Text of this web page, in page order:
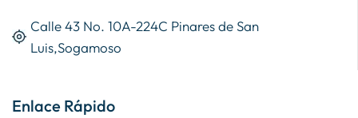
Calle 43 No. 10A-224C Pinares de San
Luis,Sogamoso
Enlace Rápido